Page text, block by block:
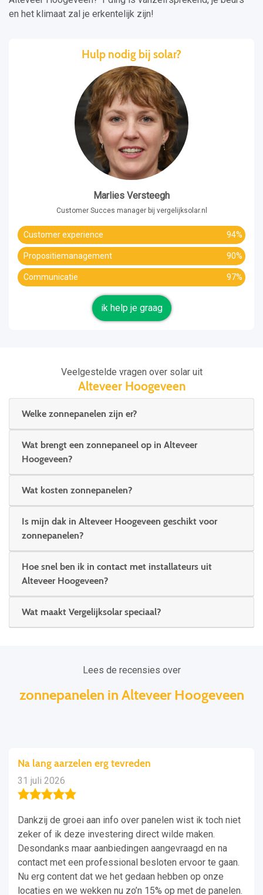
en het klimaat zal je erkentelijk zijn!
Hulp nodig bij solar?
Marlies Versteegh
Customer Succes manager bij vergelijksolar.nl
Customer experience 94%
Propositiemanagement 90%
Communicatie 97%
ik help je graag
Veelgestelde vragen over solar uit
Alteveer Hoogeveen
Welke zonnepanelen zijn er?
Wat brengt een zonnepaneel op in Alteveer
Hoogeveen?
Wat kosten zonnepanelen?
Is mijn dak in Alteveer Hoogeveen geschikt voor
zonnepanelen?
Hoe snel ben ik in contact met installateurs uit
Alteveer Hoogeveen?
Wat maakt Vergelijksolar speciaal?
Lees de recensies over
zonnepanelen in Alteveer Hoogeveen
Na lang aarzelen erg tevreden
31 juli 2026
Dankzij de groei aan info over panelen wist ik toch niet
zeker of ik deze investering direct wilde maken.
Desondanks maar aanbiedingen aangevraagd en na
contact met een professional besloten ervoor te gaan.
Nu erg content dat we het gedaan hebben op onze
locaties en we wekken nu zo’n 15% op met de panelen.